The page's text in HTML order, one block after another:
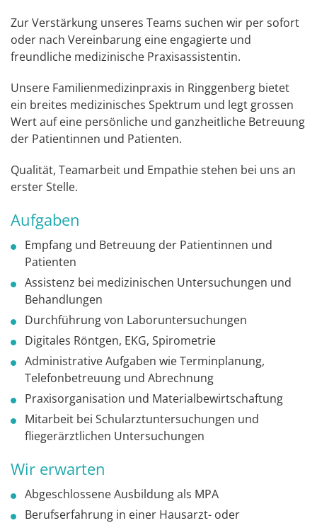
Zur Verstärkung unseres Teams suchen wir per sofort
oder nach Vereinbarung eine engagierte und
freundliche medizinische Praxisassistentin.
Unsere Familienmedizinpraxis in Ringgenberg bietet
ein breites medizinisches Spektrum und legt grossen
Wert auf eine persönliche und ganzheitliche Betreuung
der Patientinnen und Patienten.
Qualität, Teamarbeit und Empathie stehen bei uns an
erster Stelle.
Aufgaben
Empfang und Betreuung der Patientinnen und
Patienten
Assistenz bei medizinischen Untersuchungen und
Behandlungen
Durchführung von Laboruntersuchungen
Digitales Röntgen, EKG, Spirometrie
Administrative Aufgaben wie Terminplanung,
Telefonbetreuung und Abrechnung
Praxisorganisation und Materialbewirtschaftung
Mitarbeit bei Schularztuntersuchungen und
fliegerärztlichen Untersuchungen
Wir erwarten
Abgeschlossene Ausbildung als MPA
Berufserfahrung in einer Hausarzt- oder